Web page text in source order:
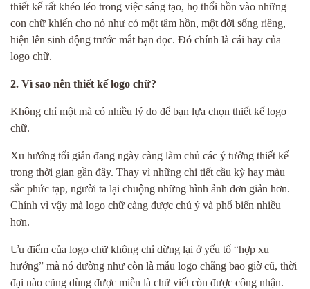
thiết kế rất khéo léo trong việc sáng tạo, họ thổi hồn vào những
con chữ khiến cho nó như có một tâm hồn, một đời sống riêng,
hiện lên sinh động trước mắt bạn đọc. Đó chính là cái hay của
logo chữ.
2. Vì sao nên thiết kế logo chữ?
Không chỉ một mà có nhiều lý do để bạn lựa chọn thiết kế logo
chữ.
Xu hướng tối giản đang ngày càng làm chủ các ý tưởng thiết kế
trong thời gian gần đây. Thay vì những chi tiết cầu kỳ hay màu
sắc phức tạp, người ta lại chuộng những hình ảnh đơn giản hơn.
Chính vì vậy mà logo chữ càng được chú ý và phổ biến nhiều
hơn.
Ưu điểm của logo chữ không chỉ dừng lại ở yếu tố “hợp xu
hướng” mà nó dường như còn là mẫu logo chẳng bao giờ cũ, thời
đại nào cũng dùng được miễn là chữ viết còn được công nhận.